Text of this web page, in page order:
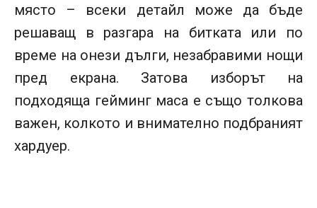
място – всеки детайл може да бъде
решаващ в разгара на битката или по
време на онези дълги, незабравими нощи
пред екрана. Затова изборът на
подходяща гейминг маса е също толкова
важен, колкото и внимателно подбраният
хардуер.